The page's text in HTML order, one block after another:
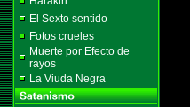
El Sexto sentido
Fotos crueles
Muerte por Efecto de
rayos
La Viuda Negra